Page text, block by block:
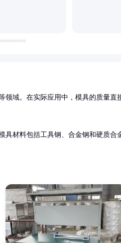
领域。在实际应用中，模具的质量直
具材料包括工具钢、合金钢和硬质合